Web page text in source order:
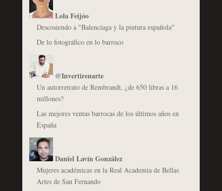
Lola Feijóo
Descosiendo a "Balenciaga y la pintura española"
De lo fotográfico en lo barroco
@Invertirenarte
Un autorretrato de Rembrandt, ¿de 650 libras a 16
millones?
Las mejores ventas barrocas de los últimos años en
España
Daniel Lavín González
Mujeres académicas en la Real Academia de Bellas
Artes de San Fernando